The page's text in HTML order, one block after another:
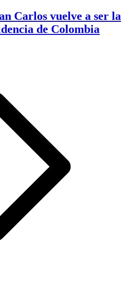
Carlos vuelve a ser la
de Colombia